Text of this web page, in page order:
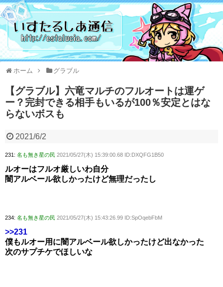
ホーム グラブル
【グラブル】六竜マルチのフルオートは運ゲ
ー？完封できる相手もいるが100％安定とはな
らないボスも
2021/6/2
231: 名も無き星の民 2021/05/27(木) 15:39:00.68 ID:DXQFG1B50
ルオーはフルオ厳しいわ自分
闇アルベール欲しかったけど無理だったし
234: 名も無き星の民 2021/05/27(木) 15:43:26.99 ID:SpOqebFbM
>>231
僕もルオー用に闇アルベール欲しかったけど出なかった
次のサプチケでほしいな